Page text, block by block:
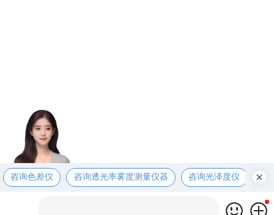
咨询色差仪 咨询透光率雾度测量仪器 咨询光泽度仪 咨